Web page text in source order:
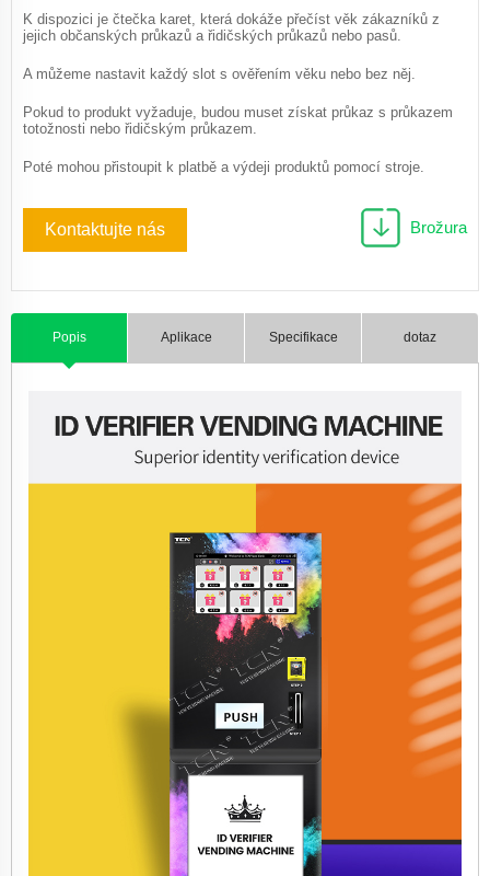
K dispozici je čtečka karet, která dokáže přečíst věk zákazníků z
jejich občanských průkazů a řidičských průkazů nebo pasů.
A můžeme nastavit každý slot s ověřením věku nebo bez něj.
Pokud to produkt vyžaduje, budou muset získat průkaz s průkazem
totožnosti nebo řidičským průkazem.
Poté mohou přistoupit k platbě a výdeji produktů pomocí stroje.
Kontaktujte nás Brožura
Popis Aplikace Specifikace dotaz